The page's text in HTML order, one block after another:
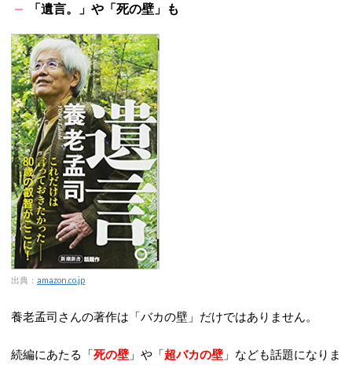
「遺言。」や「死の壁」も
出典： amazon.co.jp
養老孟司さんの著作は「バカの壁」だけではありません。
続編にあたる「死の壁 」や「超バカの壁 」なども話題になりま